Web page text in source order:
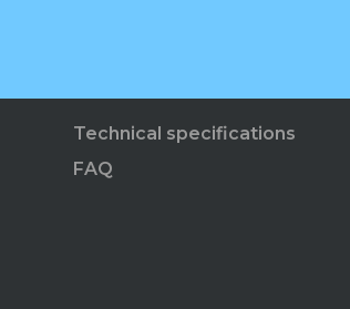
Technical specifications
FAQ